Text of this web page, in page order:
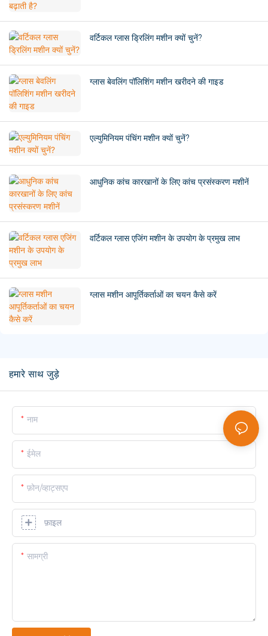
वर्टिकल ग्लास ड्रिलिंग मशीन क्यों चुनें?
ग्लास बेवलिंग पॉलिशिंग मशीन खरीदने की गाइड
एल्युमिनियम पंचिंग मशीन क्यों चुनें?
आधुनिक कांच कारखानों के लिए कांच प्रसंस्करण मशीनें
वर्टिकल ग्लास एजिंग मशीन के उपयोग के प्रमुख लाभ
ग्लास मशीन आपूर्तिकर्ताओं का चयन कैसे करें
हमारे साथ जुड़े
नाम
ईमेल
फ़ोन/व्हाट्सएप
फ़ाइल
सामग्री